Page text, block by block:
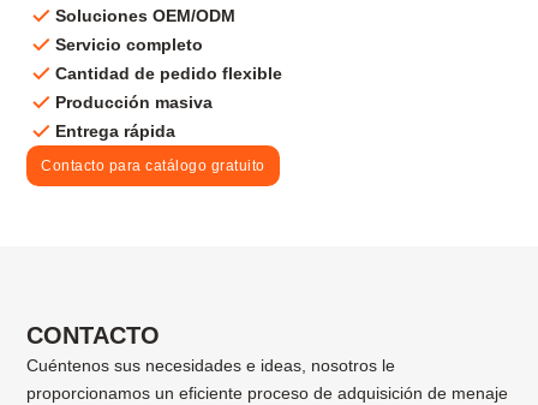
Soluciones OEM/ODM
Servicio completo
Cantidad de pedido flexible
Producción masiva
Entrega rápida
Contacto para catálogo gratuito
CONTACTO
Cuéntenos sus necesidades e ideas, nosotros le
proporcionamos un eficiente proceso de adquisición de menaje